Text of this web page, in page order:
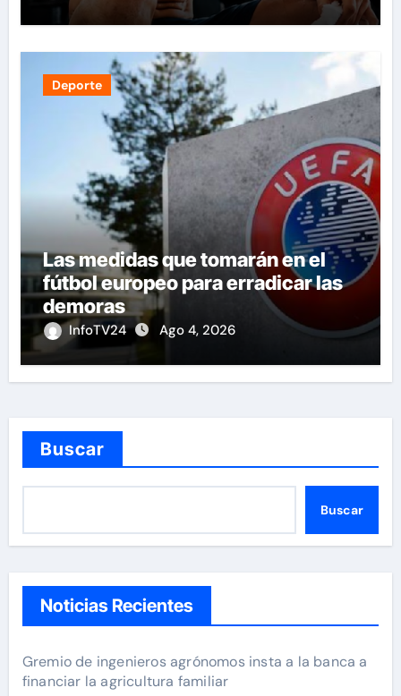
Deporte
Las medidas que tomarán en el
fútbol europeo para erradicar las
demoras
InfoTV24 Ago 4, 2026
Buscar
Buscar
Noticias Recientes
Gremio de ingenieros agrónomos insta a la banca a
financiar la agricultura familiar